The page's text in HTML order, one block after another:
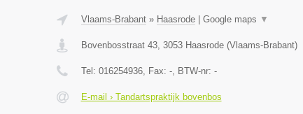
Vlaams-Brabant» Haasrode| Google maps ▼
Bovenbosstraat 43, 3053 Haasrode(Vlaams-Brabant)
Tel: 016254936, Fax: -, BTW-nr: -
E-mail › Tandartspraktijk bovenbos